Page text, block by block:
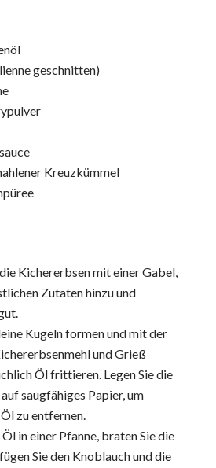
geschnitten)
Kreuzkümmel
Kichererbsen mit einer Gabel,
Zutaten hinzu und
Kugeln formen und mit der
und Grieß
Öl frittieren. Legen Sie die
saugfähiges Papier, um
zu entfernen.
in einer Pfanne, braten Sie die
Sie den Knoblauch und die